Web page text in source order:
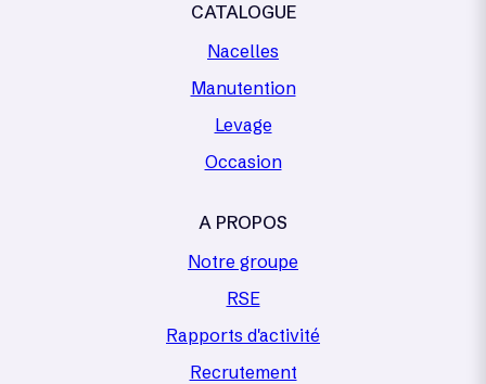
CATALOGUE
Nacelles
Manutention
Levage
Occasion
A PROPOS
Notre groupe
RSE
Rapports d'activité
Recrutement